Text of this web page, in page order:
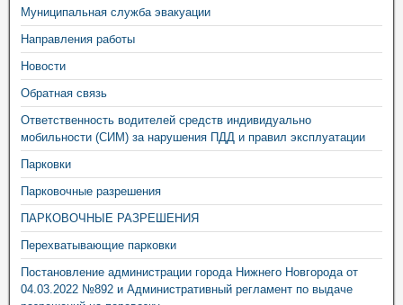
Муниципальная служба эвакуации
Направления работы
Новости
Обратная связь
Ответственность водителей средств индивидуально
мобильности (СИМ) за нарушения ПДД и правил эксплуатации
Парковки
Парковочные разрешения
ПАРКОВОЧНЫЕ РАЗРЕШЕНИЯ
Перехватывающие парковки
Постановление администрации города Нижнего Новгорода от
04.03.2022 №892 и Административный регламент по выдаче